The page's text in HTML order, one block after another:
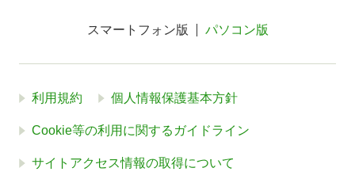
スマートフォン版 パソコン版
利用規約 個人情報保護基本方針
Cookie等の利用に関するガイドライン
サイトアクセス情報の取得について